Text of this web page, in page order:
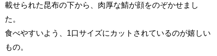
載せられた昆布の下から、肉厚な鯖が顔をのぞかせまし
た。
食べやすいよう、1口サイズにカットされているのが嬉しい
もの。